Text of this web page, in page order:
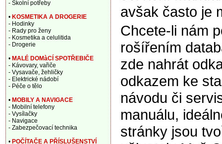
avšak často je
Chcete-li nám
rošířením
zde nahrát
odkazem ke
návodu či
manuálu,
stránky jsou
- Školní potřeby
• KOSMETIKA A DROGERIE
- Hodinky
- Rady pro ženy
- Kosmetika a celulitida
- Drogerie
• MALÉ DOMàCÍ SPOTŘEBIČE
- Kávovary, vařiče
- Vysavače, žehličky
- Elektrické nádobí
- Péče o tělo
• MOBILY A NAVIGACE
- Mobilní telefony
- Vysílačky
- Navigace
- Zabezpečovací technika
• POČÍTAČE A PŘÍSLUŠENSTVÍ